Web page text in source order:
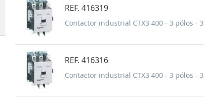
REF. 416319
Contactor industrial CTX3 400 - 3 pólos -
REF. 416316
Contactor industrial CTX3 400 - 3 pólos -